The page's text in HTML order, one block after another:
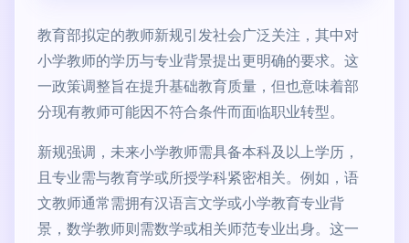
教育部拟定的教师新规引发社会广泛关注，其中对
小学教师的学历与专业背景提出更明确的要求。这
一政策调整旨在提升基础教育质量，但也意味着部
分现有教师可能因不符合条件而面临职业转型。
新规强调，未来小学教师需具备本科及以上学历，
且专业需与教育学或所授学科紧密相关。例如，语
文教师通常需拥有汉语言文学或小学教育专业背
景，数学教师则需数学或相关师范专业出身。这一